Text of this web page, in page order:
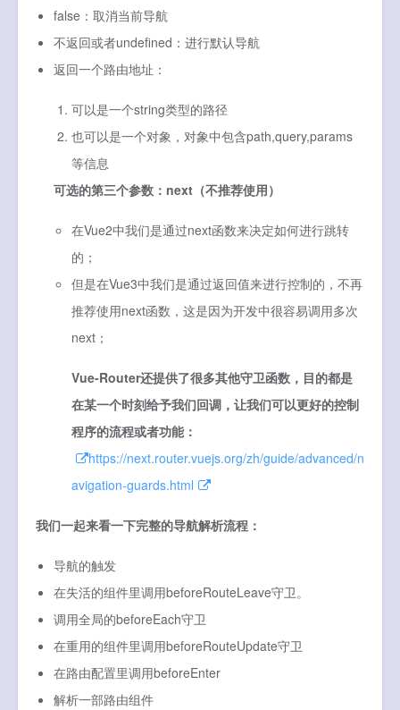
false：取消当前导航
不返回或者undefined：进行默认导航
返回一个路由地址：
可以是一个string类型的路径
也可以是一个对象，对象中包含path,query,params
等信息
可选的第三个参数：next（不推荐使用）
在Vue2中我们是通过next函数来决定如何进行跳转
的；
但是在Vue3中我们是通过返回值来进行控制的，不再
推荐使用next函数，这是因为开发中很容易调用多次
next；
Vue-Router还提供了很多其他守卫函数，目的都是
在某一个时刻给予我们回调，让我们可以更好的控制
程序的流程或者功能：
https://next.router.vuejs.org/zh/guide/advanced/n
avigation-guards.html
我们一起来看一下完整的导航解析流程：
导航的触发
在失活的组件里调用beforeRouteLeave守卫。
调用全局的beforeEach守卫
在重用的组件里调用beforeRouteUpdate守卫
在路由配置里调用beforeEnter
解析一部路由组件